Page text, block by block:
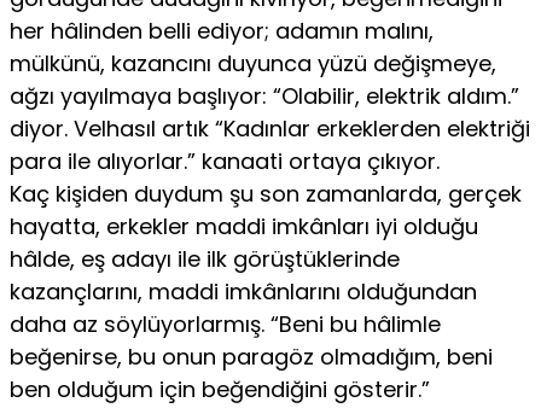
her hâlinden belli ediyor; ada­mın malını,
mülkünü, kazancını duyunca yüzü değişmeye,
ağzı yayılmaya başlıyor: “Olabilir, elektrik aldım.”
diyor. Velhasıl ar­tık “Kadınlar erkeklerden elektriği
para ile alıyorlar.” kanaati ortaya çıkıyor.
Kaç kişiden duydum şu son zamanlarda, gerçek
hayatta, er­kekler maddi imkânları iyi olduğu
hâlde, eş adayı ile ilk görüş­tüklerinde
kazançlarını, maddi imkânlarını olduğundan
daha az söylüyorlarmış. “Beni bu hâlimle
beğenirse, bu onun paragöz olmadığım, beni
ben olduğum için beğendiğini gösterir.”